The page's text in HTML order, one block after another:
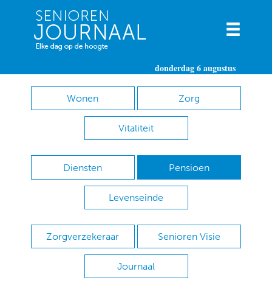
donderdag 6 augustus
Wonen Zorg
Vitaliteit
Diensten Pensioen
Levenseinde
Zorgverzekeraar Senioren Visie
Journaal